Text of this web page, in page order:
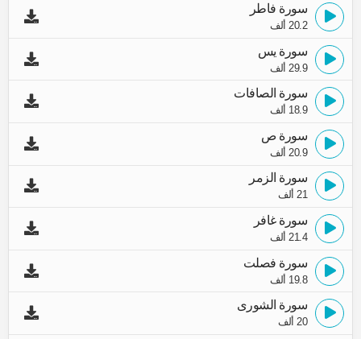
سورة فاطر
20.2 ألف
سورة يس
29.9 ألف
سورة الصافات
18.9 ألف
سورة ص
20.9 ألف
سورة الزمر
21 ألف
سورة غافر
21.4 ألف
سورة فصلت
19.8 ألف
سورة الشورى
20 ألف